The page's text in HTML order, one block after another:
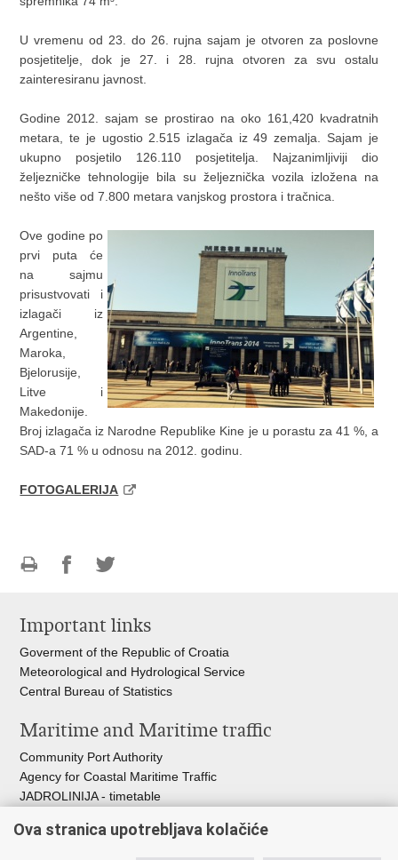
U vremenu od 23. do 26. rujna sajam je otvoren za poslovne
posjetitelje, dok je 27. i 28. rujna otvoren za svu ostalu
zainteresiranu javnost.
Godine 2012. sajam se prostirao na oko 161,420 kvadratnih
metara, te je ugostio 2.515 izlagača iz 49 zemalja. Sajam je
ukupno posjetilo 126.110 posjetitelja. Najzanimljiviji dio
željezničke tehnologije bila su željeznička vozila izložena na
nešto više od 7.800 metara vanjskog prostora i tračnica.
Ove godine po
prvi puta će
na sajmu
prisustvovati i
izlagači iz
Argentine,
Maroka,
Bjelorusije,
Litve i
Makedonije.
Broj izlagača iz Narodne Republike Kine je u porastu za 41 %, a
SAD-a 71 % u odnosu na 2012. godinu.
FOTOGALERIJA
page
FacebookTwitteru
Important links
Goverment of the Republic of Croatia
Meteorological and Hydrological Service
Central Bureau of Statistics
Maritime and Maritime traffic
Community Port Authority
Agency for Coastal Maritime Traffic
JADROLINIJA - timetable
Ova stranica upotrebljava kolačiće